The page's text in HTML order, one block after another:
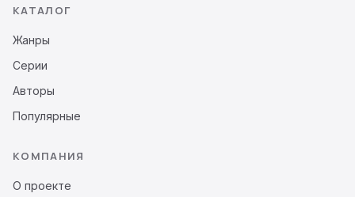
КАТАЛОГ
Жанры
Серии
Авторы
Популярные
КОМПАНИЯ
О проекте